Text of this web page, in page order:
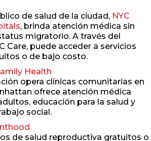
de salud de la ciudad, NYC
, brinda atención médica sin
migratorio. A través del
Care, puede acceder a servicios
o de bajo costo.
Health
opera clínicas comunitarias en
ofrece atención médica
educación para la salud y
social.
de salud reproductiva gratuitos o